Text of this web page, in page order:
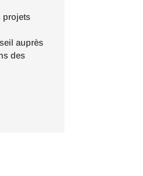
projets
auprès
des